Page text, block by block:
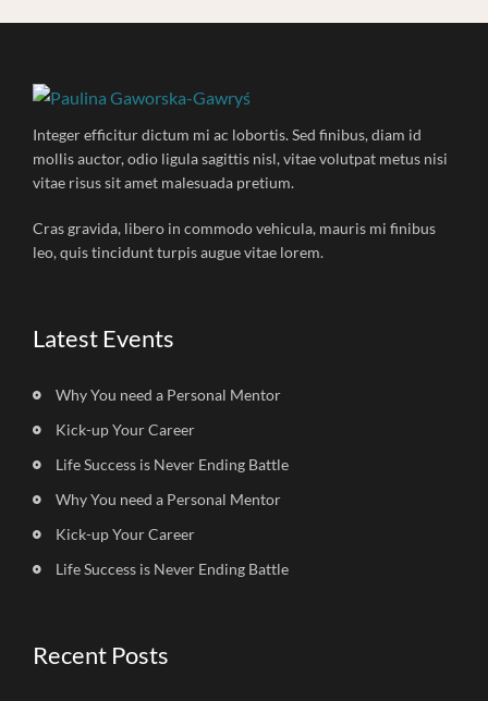
Integer efficitur dictum mi ac lobortis. Sed finibus, diam id
mollis auctor, odio ligula sagittis nisl, vitae volutpat metus nisi
vitae risus sit amet malesuada pretium.
Cras gravida, libero in commodo vehicula, mauris mi finibus
leo, quis tincidunt turpis augue vitae lorem.
Latest Events
Why You need a Personal Mentor
Kick-up Your Career
Life Success is Never Ending Battle
Why You need a Personal Mentor
Kick-up Your Career
Life Success is Never Ending Battle
Recent Posts